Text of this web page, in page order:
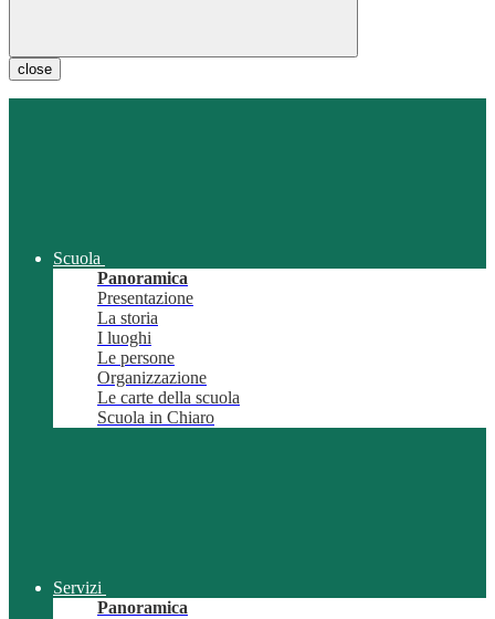
close
Scuola
Panoramica
Presentazione
La storia
I luoghi
Le persone
Organizzazione
Le carte della scuola
Scuola in Chiaro
Servizi
Panoramica